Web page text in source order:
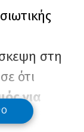
στη
ότι
για